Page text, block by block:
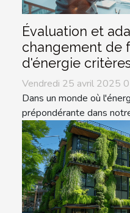
Évaluation et
changement de
d'énergie
Vendredi 25 avril 2025
Dans un monde où
prépondérante dans